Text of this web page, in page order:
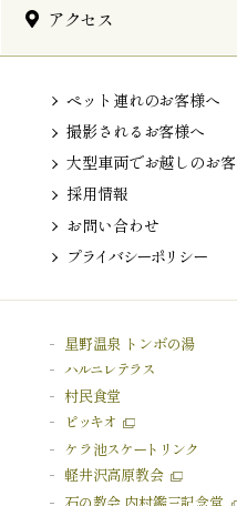
アクセス
ペット連れのお客様へ
撮影されるお客様へ
大型車両でお越しのお
採用情報
お問い合わせ
プライバシーポリシー
星野温泉 トンボの湯
ハルニレテラス
村民食堂
ピッキオ
ケラ池スケートリンク
軽井沢高原教会